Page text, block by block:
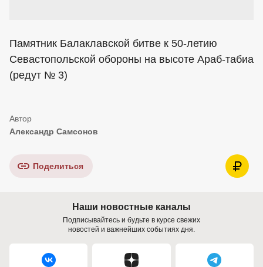
Памятник Балаклавской битве к 50-летию
Севастопольской обороны на высоте Араб-табиа
(редут № 3)
Александр Самсонов
Поделиться
Наши новостные каналы
Подписывайтесь и будьте в курсе свежих
новостей и важнейших событиях дня.